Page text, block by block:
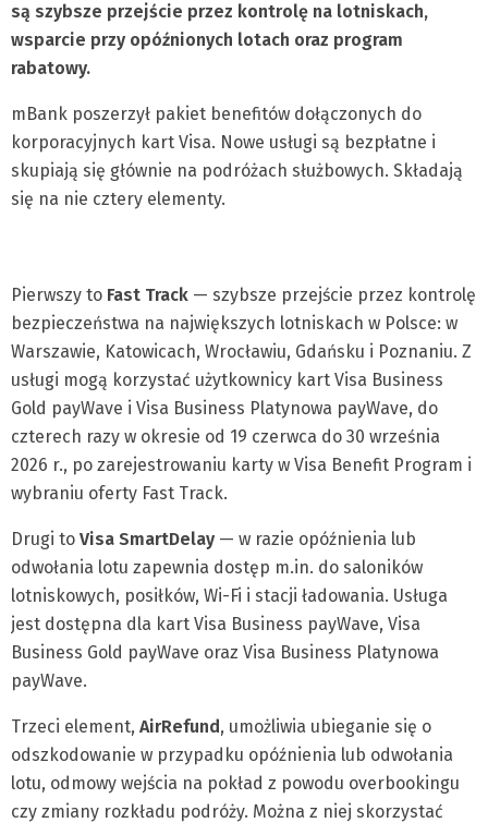
są szybsze przejście przez kontrolę na lotniskach,
wsparcie przy opóźnionych lotach oraz program
rabatowy.
mBank poszerzył pakiet benefitów dołączonych do
korporacyjnych kart Visa. Nowe usługi są bezpłatne i
skupiają się głównie na podróżach służbowych. Składają
się na nie cztery elementy.
Pierwszy to Fast Track — szybsze przejście przez kontrolę
bezpieczeństwa na największych lotniskach w Polsce: w
Warszawie, Katowicach, Wrocławiu, Gdańsku i Poznaniu. Z
usługi mogą korzystać użytkownicy kart Visa Business
Gold payWave i Visa Business Platynowa payWave, do
czterech razy w okresie od 19 czerwca do 30 września
2026 r., po zarejestrowaniu karty w Visa Benefit Program i
wybraniu oferty Fast Track.
Drugi to Visa SmartDelay — w razie opóźnienia lub
odwołania lotu zapewnia dostęp m.in. do saloników
lotniskowych, posiłków, Wi-Fi i stacji ładowania. Usługa
jest dostępna dla kart Visa Business payWave, Visa
Business Gold payWave oraz Visa Business Platynowa
payWave.
Trzeci element, AirRefund, umożliwia ubieganie się o
odszkodowanie w przypadku opóźnienia lub odwołania
lotu, odmowy wejścia na pokład z powodu overbookingu
czy zmiany rozkładu podróży. Można z niej skorzystać